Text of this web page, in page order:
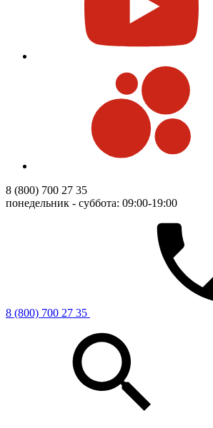
8 (800) 700 27 35
понедельник - суббота: 09:00-19:00
8 (800) 700 27 35